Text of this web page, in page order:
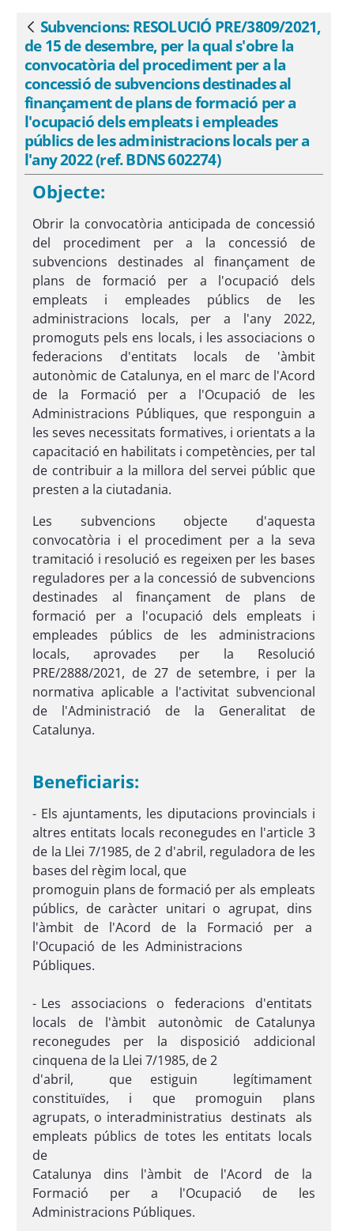
de plans de formació per a
l&#39;ocupació dels empleats i
empleades públics de les
administracions locals per a l&#39;any
2022 (ref. BDNS 602274) - eSAM
Vés enrere
Subvencions: RESOLUCIÓ PRE/3809/2021,
de 15 de desembre, per la qual s'obre la
convocatòria del procediment per a la
concessió de subvencions destinades al
finançament de plans de formació per a
l'ocupació dels empleats i empleades
públics de les administracions locals per a
l'any 2022 (ref. BDNS 602274)
Objecte:
Obrir la convocatòria anticipada de concessió
del procediment per a la concessió de
subvencions destinades al finançament de
plans de formació per a l'ocupació dels
empleats i empleades públics de les
administracions locals, per a l'any 2022,
promoguts pels ens locals, i les associacions o
federacions d'entitats locals de 'àmbit
autonòmic de Catalunya, en el marc de l'Acord
de la Formació per a l'Ocupació de les
Administracions Públiques, que responguin a
les seves necessitats formatives, i orientats a la
capacitació en habilitats i competències, per tal
de contribuir a la millora del servei públic que
presten a la ciutadania.
Les subvencions objecte d'aquesta
convocatòria i el procediment per a la seva
tramitació i resolució es regeixen per les bases
reguladores per a la concessió de subvencions
destinades al finançament de plans de
formació per a l'ocupació dels empleats i
empleades públics de les administracions
locals, aprovades per la Resolució
PRE/2888/2021, de 27 de setembre, i per la
normativa aplicable a l'activitat subvencional
de l'Administració de la Generalitat de
Catalunya.
Beneficiaris:
- Els ajuntaments, les diputacions provincials i
altres entitats locals reconegudes en l'article 3
de la Llei 7/1985, de 2 d'abril, reguladora de les
bases del règim local, que
promoguin plans de formació per als empleats
públics, de caràcter unitari o agrupat, dins
l'àmbit de l'Acord de la Formació per a
l'Ocupació de les Administracions
Públiques.
- Les associacions o federacions d'entitats
locals de l'àmbit autonòmic de Catalunya
reconegudes per la disposició addicional
cinquena de la Llei 7/1985, de 2
d'abril, que estiguin legítimament
constituïdes, i que promoguin plans
agrupats, o interadministratius destinats als
empleats públics de totes les entitats locals
de
Catalunya dins l'àmbit de l'Acord de la
Formació per a l'Ocupació de les
Administracions Públiques.